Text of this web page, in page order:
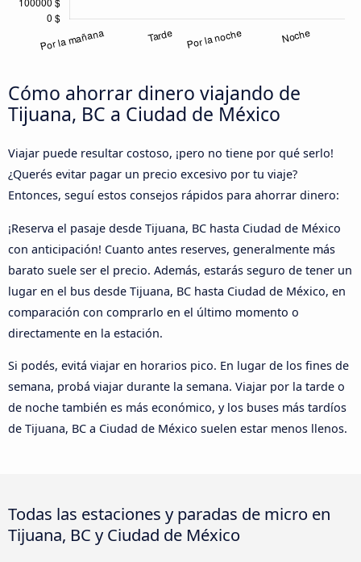
Cómo ahorrar dinero viajando de
Tijuana, BC a Ciudad de México
Viajar puede resultar costoso, ¡pero no tiene por qué serlo!
¿Querés evitar pagar un precio excesivo por tu viaje?
Entonces, seguí estos consejos rápidos para ahorrar dinero:
¡Reserva el pasaje desde Tijuana, BC hasta Ciudad de México
con anticipación! Cuanto antes reserves, generalmente más
barato suele ser el precio. Además, estarás seguro de tener un
lugar en el bus desde Tijuana, BC hasta Ciudad de México, en
comparación con comprarlo en el último momento o
directamente en la estación.
Si podés, evitá viajar en horarios pico. En lugar de los fines de
semana, probá viajar durante la semana. Viajar por la tarde o
de noche también es más económico, y los buses más tardíos
de Tijuana, BC a Ciudad de México suelen estar menos llenos.
Todas las estaciones y paradas de micro en
Tijuana, BC y Ciudad de México